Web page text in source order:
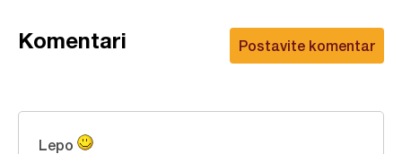
Postavite komentar
Komentari
Lepo